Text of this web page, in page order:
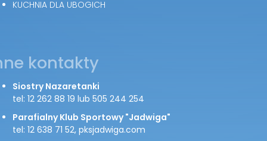
KUCHNIA DLA UBOGICH
kontakty
Siostry Nazaretanki
tel: 12 262 88 19 lub 505 244 254
Parafialny Klub Sportowy "Jadwiga"
tel: 12 638 71 52, pksjadwiga.com